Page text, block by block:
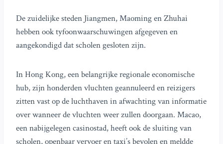
De zuidelijke steden Jiangmen, Maoming en Zhuhai
hebben ook tyfoonwaarschuwingen afgegeven en
aangekondigd dat scholen gesloten zijn.
In Hong Kong, een belangrijke regionale economische
hub, zijn honderden vluchten geannuleerd en reizigers
zitten vast op de luchthaven in afwachting van informatie
over wanneer de vluchten weer zullen doorgaan. Macao,
een nabijgelegen casinostad, heeft ook de sluiting van
scholen, openbaar vervoer en taxi’s bevolen en meldde